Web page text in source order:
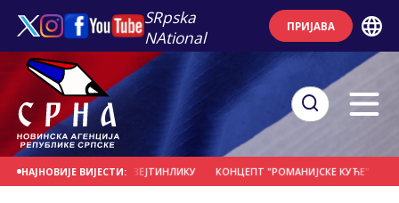
SRpska
NAtional
ПРИЈАВА
НАЈНОВИЈЕ ВИЈЕСТИ:
НА НОВОМ ЗЕЈТИНЛИКУ КОНЦЕПТ "РОМАНИЈСКЕ КУЋЕ" -